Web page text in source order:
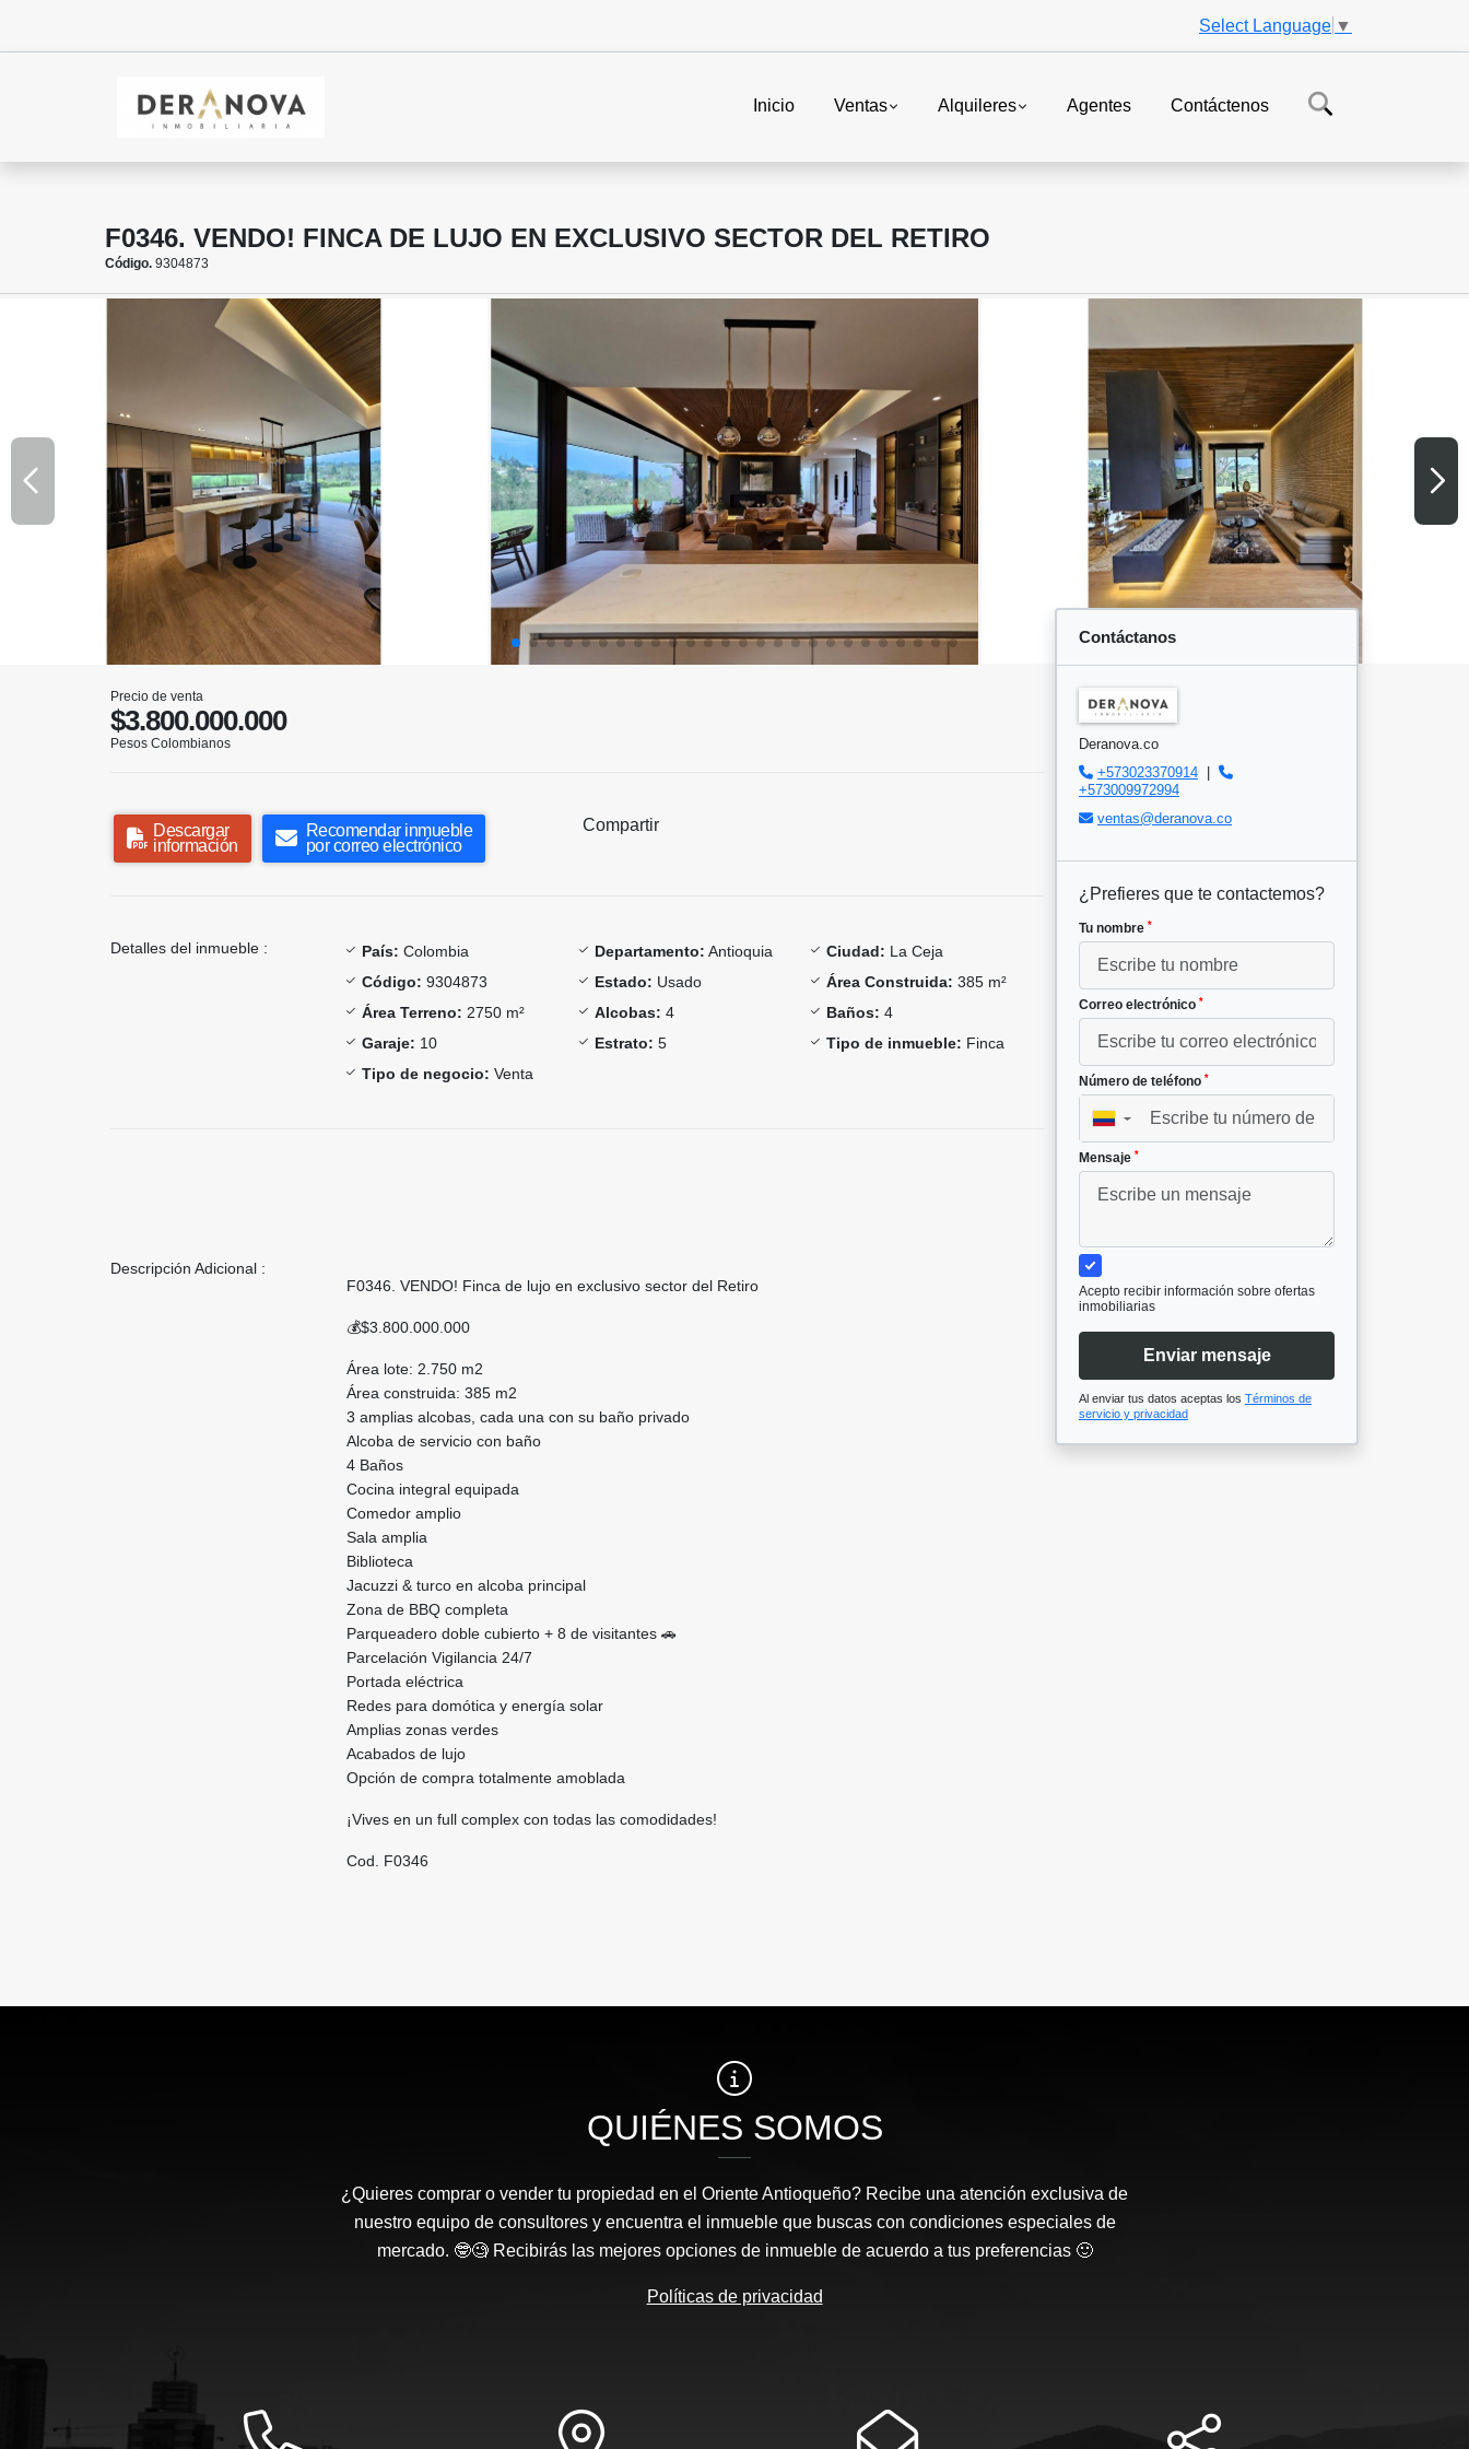
Select Language ▼
Inicio Ventas Alquileres Agentes Contáctenos
F0346. VENDO! FINCA DE LUJO EN EXCLUSIVO SECTOR DEL RETIRO
Código. 9304873
Precio de venta
$3.800.000.000
Pesos Colombianos
Descargar
información
Recomendar inmueble
por correo electrónico
Compartir
Detalles del inmueble : País: Colombia Departamento: Antioquia Ciudad: La Ceja
Código: 9304873 Estado: Usado Área Construida: 385 m²
Área Terreno: 2750 m² Alcobas: 4 Baños: 4
Garaje: 10 Estrato: 5 Tipo de inmueble: Finca
Tipo de negocio: Venta
Descripción Adicional :
F0346. VENDO! Finca de lujo en exclusivo sector del Retiro
💰$3.800.000.000
Área lote: 2.750 m2
Área construida: 385 m2
3 amplias alcobas, cada una con su baño privado
Alcoba de servicio con baño
4 Baños
Cocina integral equipada
Comedor amplio
Sala amplia
Biblioteca
Jacuzzi & turco en alcoba principal
Zona de BBQ completa
Parqueadero doble cubierto + 8 de visitantes 🚗
Parcelación Vigilancia 24/7
Portada eléctrica
Redes para domótica y energía solar
Amplias zonas verdes
Acabados de lujo
Opción de compra totalmente amoblada
¡Vives en un full complex con todas las comodidades!
Cod. F0346
Contáctanos
Deranova.co
+573023370914
+573009972994
ventas@deranova.co
¿Prefieres que te contactemos?
Tu nombre *
Correo electrónico *
Número de teléfono *
▼
Mensaje *
Acepto recibir información sobre ofertas
inmobiliarias
Enviar mensaje
Al enviar tus datos aceptas los Términos de
servicio y privacidad
QUIÉNES SOMOS
¿Quieres comprar o vender tu propiedad en el Oriente Antioqueño? Recibe una atención exclusiva de
nuestro equipo de consultores y encuentra el inmueble que buscas con condiciones especiales de
mercado. 🤓🧐 Recibirás las mejores opciones de inmueble de acuerdo a tus preferencias 🙂
Políticas de privacidad